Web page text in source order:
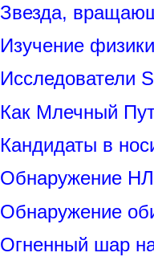
Звезда,
Изучение
Исследователи
Как Млечный
Кандидаты в
Обнаружение
Обнаружение
Огненный шар